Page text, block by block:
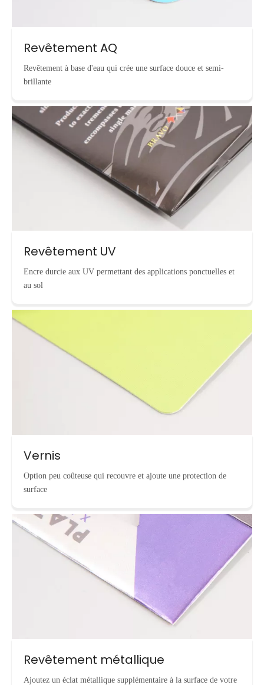
Revêtement AQ
Revêtement à base d'eau qui crée une surface douce et semi-
brillante
Revêtement UV
Encre durcie aux UV permettant des applications ponctuelles et
au sol
Vernis
Option peu coûteuse qui recouvre et ajoute une protection de
surface
Revêtement métallique
Ajoutez un éclat métallique supplémentaire à la surface de votre